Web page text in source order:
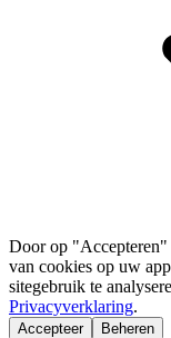
Door op "Accepteren"
van cookies op uw
sitegebruik te
Privacyverklaring.
Accepteer Beheren